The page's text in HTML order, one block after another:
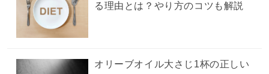
る理由とは？やり方のコツも解説
オリーブオイル大さじ1杯の正しい